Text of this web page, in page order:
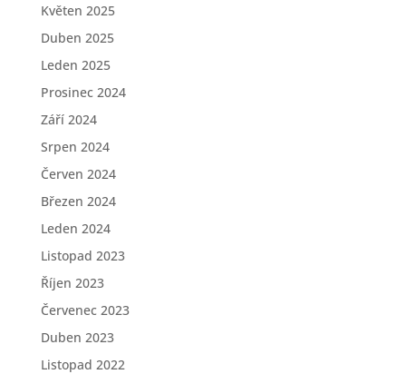
Květen 2025
Duben 2025
Leden 2025
Prosinec 2024
Září 2024
Srpen 2024
Červen 2024
Březen 2024
Leden 2024
Listopad 2023
Říjen 2023
Červenec 2023
Duben 2023
Listopad 2022